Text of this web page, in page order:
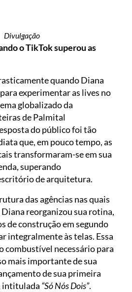
Divulgação
o TikTok superou as
quando Diana
experimentar as lives no
globalizado da
de Palmital
do público foi tão
que, em pouco tempo, as
transformaram-se em sua
superando
de arquitetura.
das agências nas quais
reorganizou sua rotina,
de construção em segundo
integralmente às telas. Essa
combustível necessário para
mais importante de sua
de sua primeira
intitulada “Só Nós Dois”.